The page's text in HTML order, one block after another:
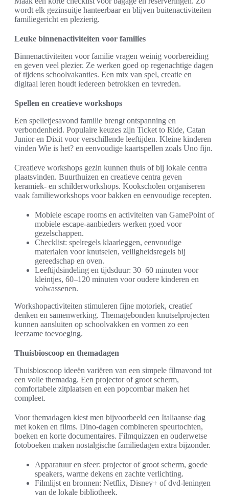
wordt elk gezinsuitje hanteerbaar en blijven buitenactiviteiten
familiegericht en plezierig.
Leuke binnenactiviteiten voor families
Binnenactiviteiten voor familie vragen weinig voorbereiding
en geven veel plezier. Ze werken goed op regenachtige dagen
of tijdens schoolvakanties. Een mix van spel, creatie en
digitaal leren houdt iedereen betrokken en tevreden.
Spellen en creatieve workshops
Een spelletjesavond familie brengt ontspanning en
verbondenheid. Populaire keuzes zijn Ticket to Ride, Catan
Junior en Dixit voor verschillende leeftijden. Kleine kinderen
vinden Wie is het? en eenvoudige kaartspellen zoals Uno fijn.
Creatieve workshops gezin kunnen thuis of bij lokale centra
plaatsvinden. Buurthuizen en creatieve centra geven
keramiek- en schilderworkshops. Kookscholen organiseren
vaak familieworkshops voor bakken en eenvoudige recepten.
Mobiele escape rooms en activiteiten van GamePoint of
mobiele escape-aanbieders werken goed voor
gezelschappen.
Checklist: spelregels klaarleggen, eenvoudige
materialen voor knutselen, veiligheidsregels bij
gereedschap en oven.
Leeftijdsindeling en tijdsduur: 30–60 minuten voor
kleintjes, 60–120 minuten voor oudere kinderen en
volwassenen.
Workshopactiviteiten stimuleren fijne motoriek, creatief
denken en samenwerking. Themagebonden knutselprojecten
kunnen aansluiten op schoolvakken en vormen zo een
leerzame toevoeging.
Thuisbioscoop en themadagen
Thuisbioscoop ideeën variëren van een simpele filmavond tot
een volle themadag. Een projector of groot scherm,
comfortabele zitplaatsen en een popcornbar maken het
compleet.
Voor themadagen kiest men bijvoorbeeld een Italiaanse dag
met koken en films. Dino-dagen combineren speurtochten,
boeken en korte documentaires. Filmquizzen en ouderwetse
fotoboeken maken nostalgische familiedagen extra bijzonder.
Apparatuur en sfeer: projector of groot scherm, goede
speakers, warme dekens en zachte verlichting.
Filmlijst en bronnen: Netflix, Disney+ of dvd-leningen
van de lokale bibliotheek.